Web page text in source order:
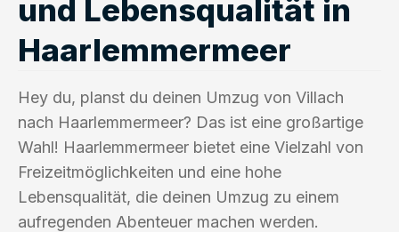
und Lebensqualität in
Haarlemmermeer
Hey du, planst du deinen Umzug von Villach
nach Haarlemmermeer? Das ist eine großartige
Wahl! Haarlemmermeer bietet eine Vielzahl von
Freizeitmöglichkeiten und eine hohe
Lebensqualität, die deinen Umzug zu einem
aufregenden Abenteuer machen werden.